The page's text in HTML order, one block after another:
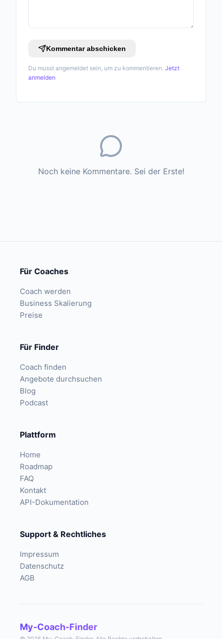
Kommentar abschicken
Du musst angemeldet sein, um zu kommentieren. Jetzt
anmelden
Noch keine Kommentare. Sei der Erste!
Für Coaches
Coach werden
Business Skalierung
Preise
Für Finder
Coach finden
Angebote durchsuchen
Blog
Podcast
Plattform
Home
Roadmap
FAQ
Kontakt
API-Dokumentation
Support & Rechtliches
Impressum
Datenschutz
AGB
My-Coach-Finder